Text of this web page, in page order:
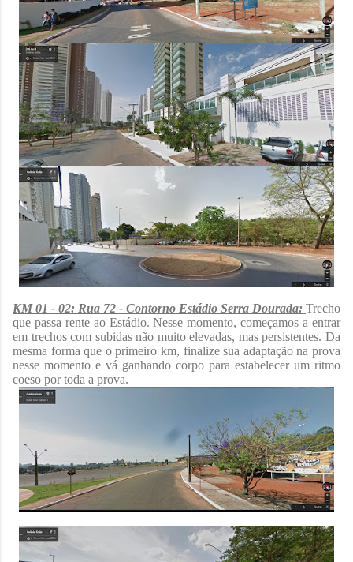
KM 01 - 02: Rua 72 - Contorno Estádio Serra Dourada: Trecho
que passa rente ao Estádio. Nesse momento, começamos a entrar
em trechos com subidas não muito elevadas, mas persistentes. Da
mesma forma que o primeiro km, finalize sua adaptação na prova
nesse momento e vá ganhando corpo para estabelecer um ritmo
coeso por toda a prova.